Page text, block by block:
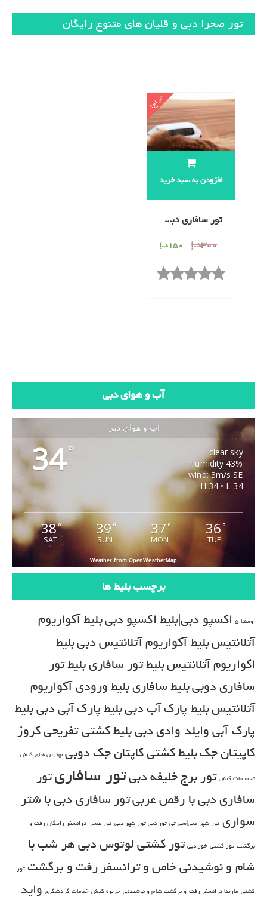
تور صحرا دبی و قلیان های متنوع رایگان
حراج!
افزودن به سبد خرید
تور سافاری دبی – صافاری تور صحرا دبی با رقص و نوشیدنی و شام
300د.إ 150د.إ
آب و هوای دبی
آب و هوای دبی
34°
clear sky
43% humidity
wind: 3m/s SE
H 34 • L 34
38°
SAT
39°
SUN
37 °
MON
36°
TUE
Weather from OpenWeatherMap
برچسب بلیط ها
اوستا 5 اکسپو دبی|بلیط اکسپو دبیبلیط آکواریوم
آتلانتیسبلیط آکواریوم آتلانتیس دبیبلیط
اکواریوم آتلانتیسبلیط تور سافاریبلیط تور
سافاری دوبیبلیط سافاریبلیط ورودی آکواریوم
آتلانتیسبلیط پارک آب دبیبلیط پارک آبی دبیبلیط
پارک آبی وایلد وادی دبیبلیط کشتی تفریحی کروز
کاپیتان جکبلیط کشتی کاپتان جک دوبی بهترین های کیش
تخفیفات کیش تور برج خلیفه دبیتور سافاریتور
سافاری دبی با رقص عربیتور سافاری دبی با شتر
سواری تور شهر دبی|سی تی تور دبی تور شهر دبی تور صحرا ترانسفر رایگان رفت و
برگشت تور کشتی خور دبی تور کشتی لوتوس دبی هر شب با
شام و نوشیدنی خاص و ترانسفر رفت و برگشت تور
کشتی مارینا ترانسفر رفت و برگشت شام و نوشیدنی جریره کیش خدمات گردشگری واید